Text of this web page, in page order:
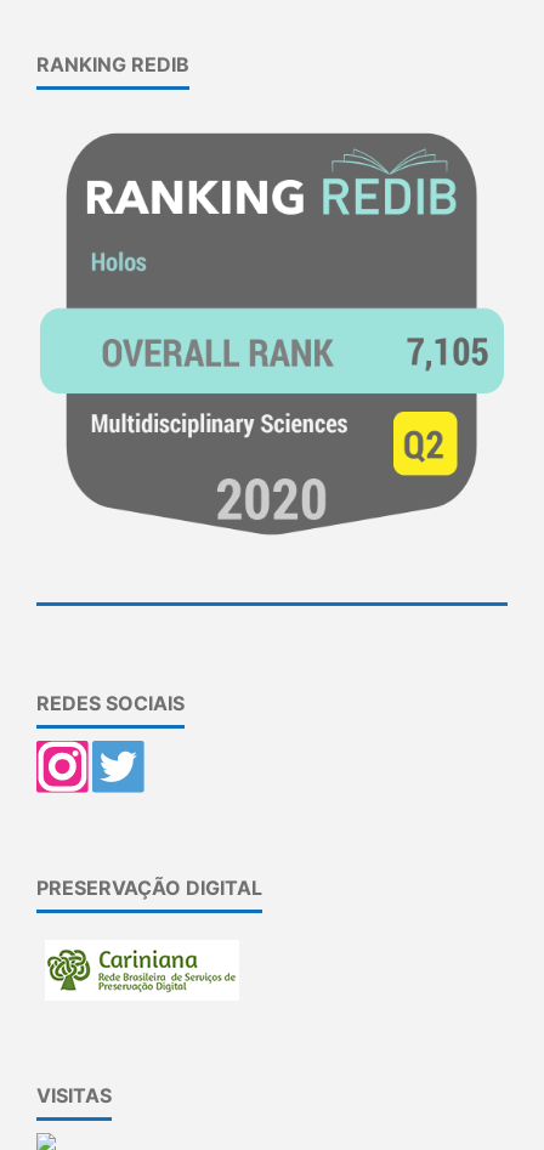
RANKING REDIB
REDES SOCIAIS
PRESERVAÇÃO DIGITAL
VISITAS